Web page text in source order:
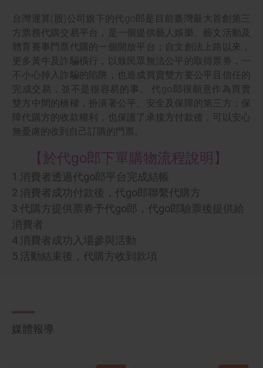
台灣運算(股)公司旗下的代go郎是目前臺灣最大首創第三
方票務代購交易平台，是一個提供藝人娛樂、藝文活動及
體育賽事門票代購的一個開放平台；自文創法上路以來，
更多黃牛及詐騙橫行，以致民眾無法公平的取得票券，一
不小心掉入詐騙的陷阱，也造成買賣雙方要公平且信任的
完成交易，並不是很容易的事。 代go郎很願意作為買賣
雙方中間的橋樑，扮演著公平、安全及保障的第三方；保
障代購方的收款權利，也保護了承接方付款後，可以安心
無憂慮的收到自己訂購的門票。
【於代go郎下單購物流程說明】
1.消費者透過代go郎平台完成結帳
2.消費者成功付款後，代go郎聯繫代購方
3.代購方提供票券予代go郎，代go郎驗票後提供給
消費者
4.消費者成功入場參與活動
5.活動結束後，代購方收到款項
媒體報導